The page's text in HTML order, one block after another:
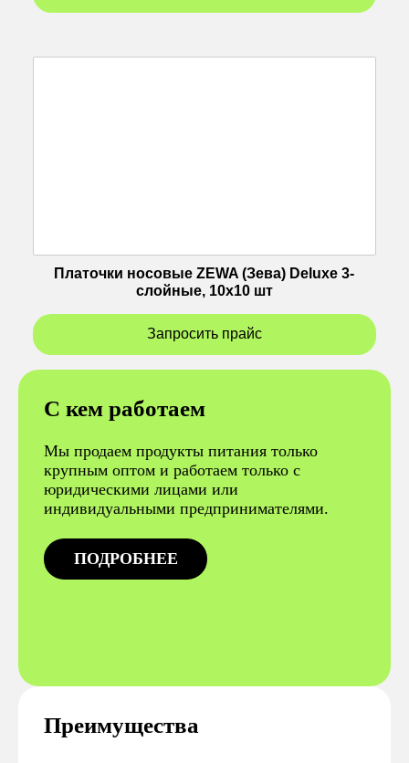
Платочки носовые ZEWA (Зева) Deluxe 3-
слойные, 10х10 шт
Запросить прайс
С кем работаем
Мы продаем продукты питания только
крупным оптом и работаем только с
юридическими лицами или
индивидуальными предпринимателями.
ПОДРОБНЕЕ
Преимущества